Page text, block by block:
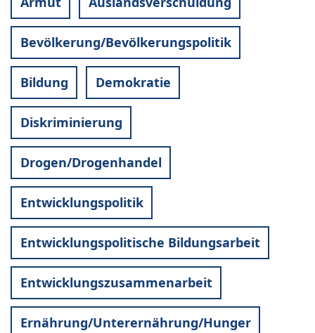
Bevölkerung/Bevölkerungspolitik
Bildung Demokratie
Diskriminierung
Drogen/Drogenhandel
Entwicklungspolitik
Entwicklungspolitische Bildungsarbeit
Entwicklungszusammenarbeit
Ernährung/Unterernährung/Hunger